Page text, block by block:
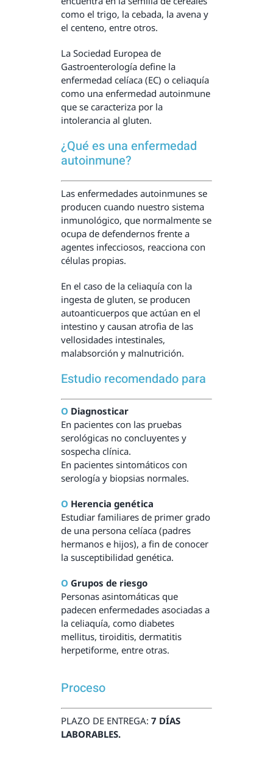
como el trigo, la cebada, la avena y
el centeno, entre otros.
La Sociedad Europea de
Gastroenterología define la
enfermedad celíaca (EC) o celiaquía
como una enfermedad autoinmune
que se caracteriza por la
intolerancia al gluten.
¿Qué es una enfermedad
autoinmune?
Las enfermedades autoinmunes se
producen cuando nuestro sistema
inmunológico, que normalmente se
ocupa de defendernos frente a
agentes infecciosos, reacciona con
células propias.
En el caso de la celiaquía con la
ingesta de gluten, se producen
autoanticuerpos que actúan en el
intestino y causan atrofia de las
vellosidades intestinales,
malabsorción y malnutrición.
Estudio recomendado para
Ο Diagnosticar
En pacientes con las pruebas
serológicas no concluyentes y
sospecha clínica.
En pacientes sintomáticos con
serología y biopsias normales.
Ο Herencia genética
Estudiar familiares de primer grado
de una persona celíaca (padres
hermanos e hijos), a fin de conocer
la susceptibilidad genética.
Ο Grupos de riesgo
Personas asintomáticas que
padecen enfermedades asociadas a
la celiaquía, como diabetes
mellitus, tiroiditis, dermatitis
herpetiforme, entre otras.
Proceso
PLAZO DE ENTREGA: 7 DÍAS
LABORABLES.